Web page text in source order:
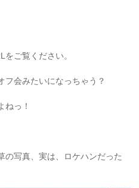
ご覧ください。
フ会みたいになっちゃう？
ねっ！
の写真、実は、ロケハンだった